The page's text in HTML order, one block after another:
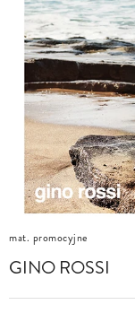
mat. promocyjne
GINO ROSSI